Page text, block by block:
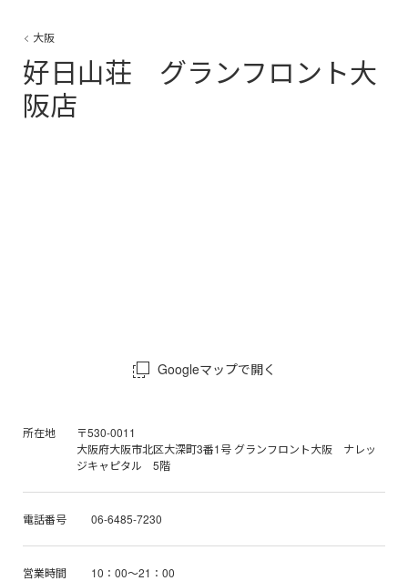
大阪
好日山荘 グランフロント大
阪店
Googleマップで開く
所在地
〒530-0011
大阪府大阪市北区大深町3番1号 グランフロント大阪 ナレッ
ジキャピタル 5階
電話番号 06-6485-7230
営業時間 10：00～21：00